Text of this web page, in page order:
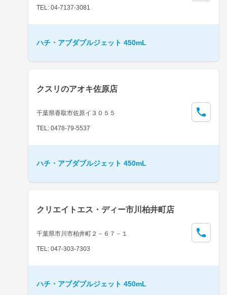
TEL: 04-7137-3081
ハチ・アブダブルジェット 450mL
クスリのアオキ佐原店
千葉県香取市佐原イ３０５５
TEL: 0478-79-5537
ハチ・アブダブルジェット 450mL
クリエイトエス・ディー市川柏井町店
千葉県市川市柏井町２－６７－１
TEL: 047-303-7303
ハチ・アブダブルジェット 450mL